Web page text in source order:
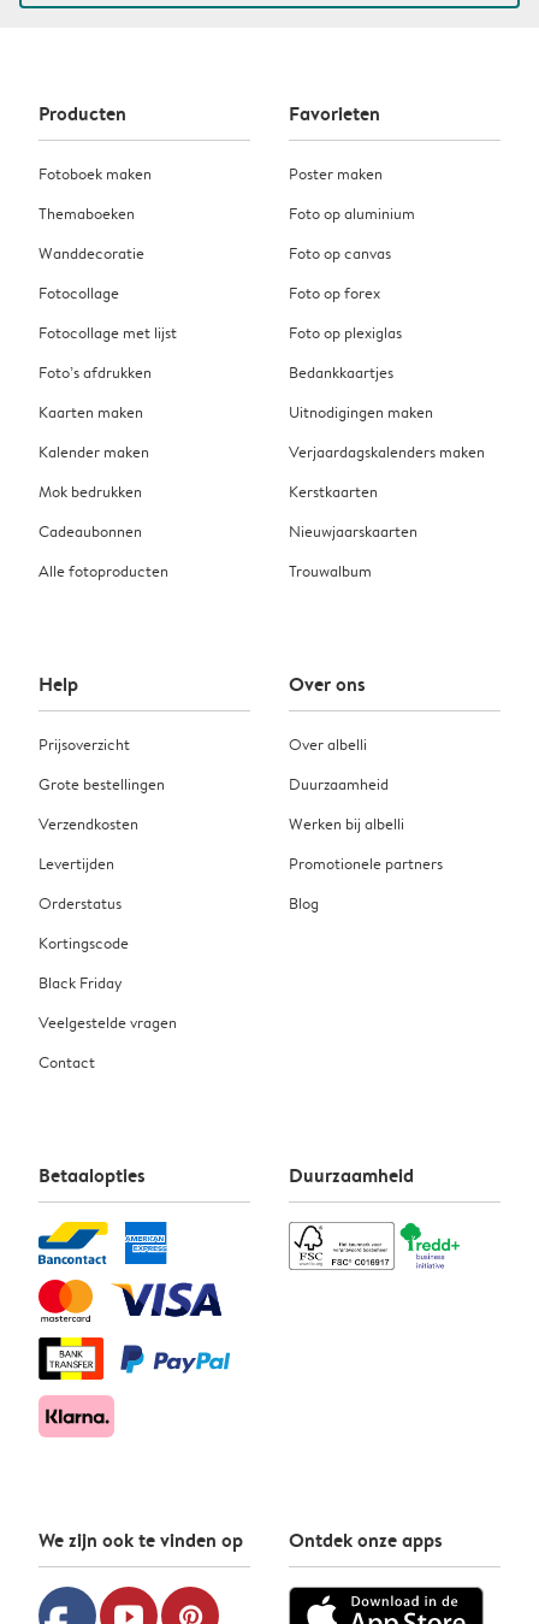
Producten
Fotoboek maken
Themaboeken
Wanddecoratie
Fotocollage
Fotocollage met lijst
Foto’s afdrukken
Kaarten maken
Kalender maken
Mok bedrukken
Cadeaubonnen
Alle fotoproducten
Favorieten
Poster maken
Foto op aluminium
Foto op canvas
Foto op forex
Foto op plexiglas
Bedankkaartjes
Uitnodigingen maken
Verjaardagskalenders maken
Kerstkaarten
Nieuwjaarskaarten
Trouwalbum
Help
Prijsoverzicht
Grote bestellingen
Verzendkosten
Levertijden
Orderstatus
Kortingscode
Black Friday
Veelgestelde vragen
Contact
Over ons
Over albelli
Duurzaamheid
Werken bij albelli
Promotionele partners
Blog
Betaalopties Duurzaamheid
We zijn ook te vinden op
youtube pinterest
Ontdek onze apps